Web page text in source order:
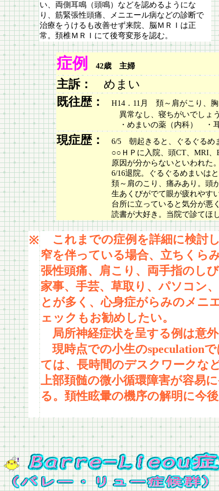
い、両側耳鳴（頭鳴）などを認めるようにな
り、筋緊張性頭痛、メニエール病などの診断で
治療をうけるも改善せず来院、脳ＭＲＩは正
常。頚椎ＭＲＩにて後弯変形を認む。
症例 42歳 主婦
主訴：
めまい
既往歴：
H14．11月 頚～肩がこり、胸
異常なし、寝ちがいでしょうとい
・めまいの薬（内科） ・耳鼻科
現症歴：
6/5 朝起きると、ぐるぐるめ
○○ＨＰに入院、頭CT、MRI、ECG
原因が分からないといわれた
6/16退院。ぐるぐるめまいはとれた
頚～肩のこり、痛みあり。頭がスッ
生あくびがでて眼が疲れやすい。車
台所に立っていると気分が悪くなり
読書が大好き。当院で診てほし
※
これまでの症例を詳細に検討
窄を伴っている場合、立ちくら
張性頭痛、肩こり、両手指のし
家事、手芸、草取り、パソコン
とが多く、心身症がらみのメニ
ェックもお勧めしたい。
局所神経症状を呈する例は意
現時点での小生のspeculation
ては、長時間のデスクワークな
上部頚髄の微小循環障害が容易
る。頚性眩暈の機序の解明に今